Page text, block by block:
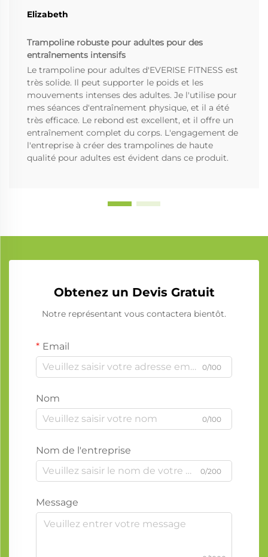
Elizabeth
Trampoline robuste pour adultes pour des
entraînements intensifs
Le trampoline pour adultes d'EVERISE FITNESS est
très solide. Il peut supporter le poids et les
mouvements intenses des adultes. Je l'utilise pour
mes séances d'entraînement physique, et il a été
très efficace. Le rebond est excellent, et il offre un
entraînement complet du corps. L'engagement de
l'entreprise à créer des trampolines de haute
qualité pour adultes est évident dans ce produit.
Obtenez un Devis Gratuit
Notre représentant vous contactera bientôt.
Email
0/100
Nom
0/100
Nom de l'entreprise
0/200
Message